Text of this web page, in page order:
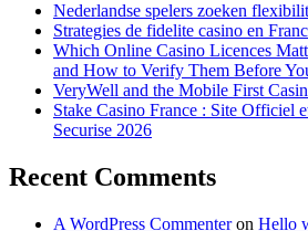
Nederlandse spelers zoeken
Strategies de fidelite casino en
Which Online Casino Licences
and How to Verify Them Before
VeryWell and the Mobile First
Stake Casino France : Site Officiel
Securise 2026
Recent Comments
A WordPress Commenteron Hello